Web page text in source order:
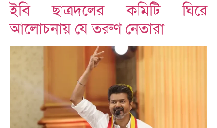
ইবি ছাত্রদলের কমিটি ঘিরে
আলোচনায় যে তরুণ নেতারা